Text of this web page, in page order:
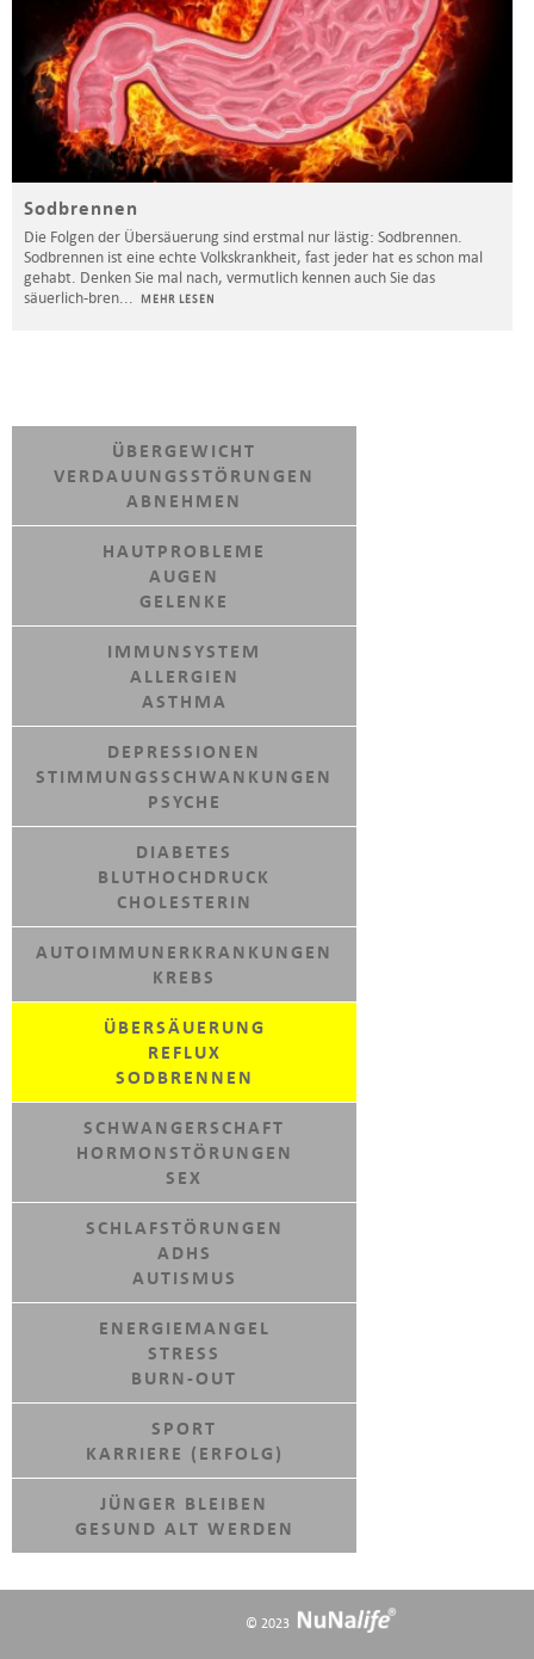
Sodbrennen
Die Folgen der Übersäuerung sind erstmal nur lästig: Sodbrennen.
Sodbrennen ist eine echte Volkskrankheit, fast jeder hat es schon mal
gehabt. Denken Sie mal nach, vermutlich kennen auch Sie das
säuerlich-bren... MEHR LESEN
ÜBERGEWICHT
VERDAUUNGSSTÖRUNGEN
ABNEHMEN
HAUTPROBLEME
AUGEN
GELENKE
IMMUNSYSTEM
ALLERGIEN
ASTHMA
DEPRESSIONEN
STIMMUNGSSCHWANKUNGEN
PSYCHE
DIABETES
BLUTHOCHDRUCK
CHOLESTERIN
AUTOIMMUNERKRANKUNGEN
KREBS
ÜBERSÄUERUNG
REFLUX
SODBRENNEN
SCHWANGERSCHAFT
HORMONSTÖRUNGEN
SEX
SCHLAFSTÖRUNGEN
ADHS
AUTISMUS
ENERGIEMANGEL
STRESS
BURN-OUT
SPORT
KARRIERE (ERFOLG)
JÜNGER BLEIBEN
GESUND ALT WERDEN
© 2023